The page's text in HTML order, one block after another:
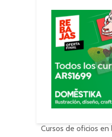
Cursos de oficios